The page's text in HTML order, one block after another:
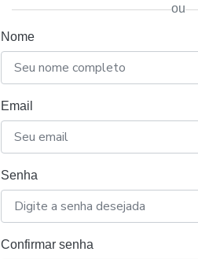
ou
Nome
Email
Senha
Confirmar senha